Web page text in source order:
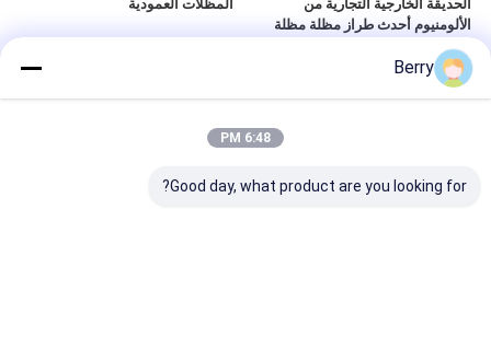
المظلات العمودية
الحديقة الخارجية التجارية من
الألومنيوم أحدث طراز مظلة مظلة
OEM ODM
Berry
6:48 PM
Good day, what product are you looking for?